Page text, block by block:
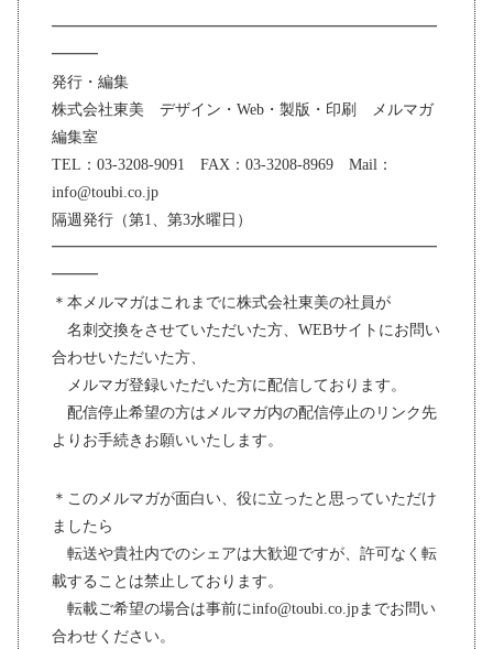
━━━━━━━━━━━━━━━━━━━━━━━━━
━━━
発行・編集
株式会社東美 デザイン・Web・製版・印刷 メルマガ
編集室
TEL：03-3208-9091 FAX：03-3208-8969 Mail：
info@toubi.co.jp
隔週発行（第1、第3水曜日）
━━━━━━━━━━━━━━━━━━━━━━━━━
━━━
＊本メルマガはこれまでに株式会社東美の社員が
名刺交換をさせていただいた方、WEBサイトにお問い
合わせいただいた方、
メルマガ登録いただいた方に配信しております。
配信停止希望の方はメルマガ内の配信停止のリンク先
よりお手続きお願いいたします。
＊このメルマガが面白い、役に立ったと思っていただけ
ましたら
転送や貴社内でのシェアは大歓迎ですが、許可なく転
載することは禁止しております。
転載ご希望の場合は事前にinfo@toubi.co.jpまでお問い
合わせください。